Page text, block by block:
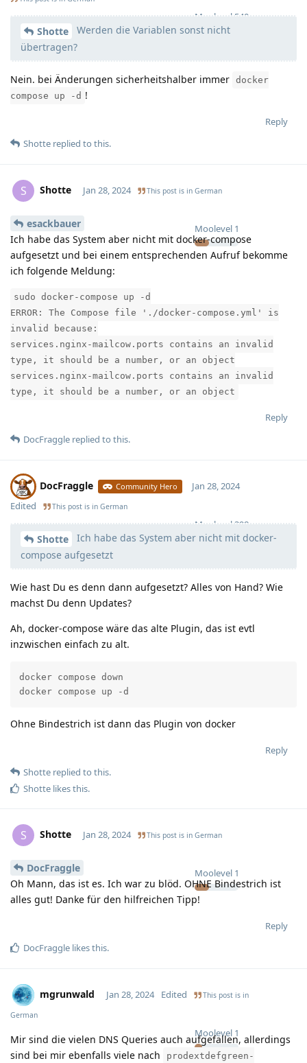
Moolevel 540
Shotte
Werden die Variablen sonst nicht
übertragen?
Nein. bei Änderungen sicherheitshalber immer docker
compose up -d !
Reply
Shotte replied to this.
S Shotte
Moolevel 1
Jan 28, 2024 This post is in German
esackbauer
Ich habe das System aber nicht mit docker-compose
aufgesetzt und bei einem entsprechenden Aufruf bekomme
ich folgende Meldung:
sudo docker-compose up -d
ERROR: The Compose file './docker-compose.yml' is
invalid because:
services.nginx-mailcow.ports contains an invalid
type, it should be a number, or an object
services.nginx-mailcow.ports contains an invalid
type, it should be a number, or an object
Reply
DocFraggle replied to this.
DocFraggle Community Hero
Moolevel 398
Jan 28, 2024
Edited
This post is in German
Shotte
Ich habe das System aber nicht mit docker-
compose aufgesetzt
Wie hast Du es denn dann aufgesetzt? Alles von Hand? Wie
machst Du denn Updates?
Ah, docker-compose wäre das alte Plugin, das ist evtl
inzwischen einfach zu alt.
docker compose down
docker compose up -d
Ohne Bindestrich ist dann das Plugin von docker
Reply
Shotte replied to this.
Shotte likes this.
S Shotte
Moolevel 1
Jan 28, 2024 This post is in German
DocFraggle
Oh Mann, das ist es. Ich war zu blöd. OHNE Bindestrich ist
alles gut! Danke für den hilfreichen Tipp!
Reply
DocFraggle likes this.
mgrunwald
Moolevel 1
Jan 28, 2024 Edited This post is in
German
Mir sind die vielen DNS Queries auch aufgefallen, allerdings
sind bei mir ebenfalls viele nach
prodextdefgreen-